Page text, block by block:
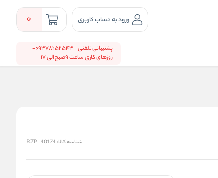
ورود به حساب کاربری 0
پشتیبانی تلفنی
09378252543-
روزهای کاری ساعت 9صبح الی 17
شناسه کالا:RZP-40174